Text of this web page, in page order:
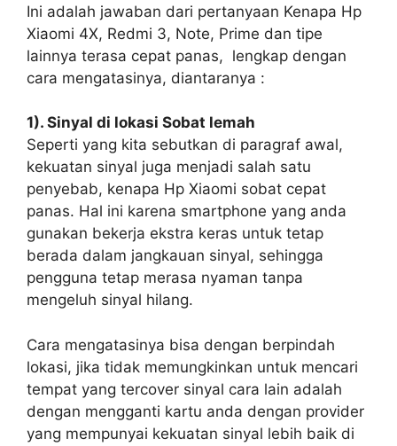
Ini adalah jawaban dari pertanyaan Kenapa Hp
Xiaomi 4X, Redmi 3, Note, Prime dan tipe
lainnya terasa cepat panas, lengkap dengan
cara mengatasinya, diantaranya :
1). Sinyal di lokasi Sobat lemah
Seperti yang kita sebutkan di paragraf awal,
kekuatan sinyal juga menjadi salah satu
penyebab, kenapa Hp Xiaomi sobat cepat
panas. Hal ini karena smartphone yang anda
gunakan bekerja ekstra keras untuk tetap
berada dalam jangkauan sinyal, sehingga
pengguna tetap merasa nyaman tanpa
mengeluh sinyal hilang.
Cara mengatasinya bisa dengan berpindah
lokasi, jika tidak memungkinkan untuk mencari
tempat yang tercover sinyal cara lain adalah
dengan mengganti kartu anda dengan provider
yang mempunyai kekuatan sinyal lebih baik di